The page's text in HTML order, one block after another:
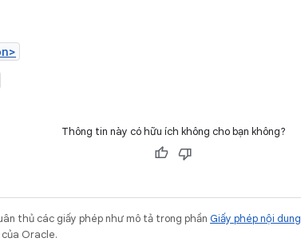
Thông tin này có hữu ích không cho bạn không?
thủ các giấy phép như mô tả trong phần Giấy phép nội dung
Oracle.